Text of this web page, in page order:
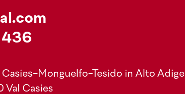
436
Casies-Monguelfo-Tesido in Alto Adige
Casies